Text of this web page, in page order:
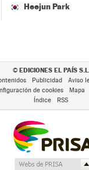
Heejun Park
© EDICIONES EL PAÍS
Publicidad Aviso
de cookies Mapa
Índice
RSS